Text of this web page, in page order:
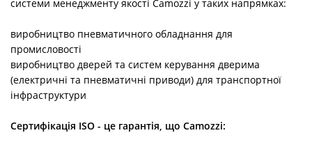
системи менеджменту якості Camozzi у таких напрямках:
виробництво пневматичного обладнання для
промисловості
виробництво дверей та систем керування дверима
(електричні та пневматичні приводи) для транспортної
інфраструктури
Сертифікація ISO - це гарантія, що Camozzi: